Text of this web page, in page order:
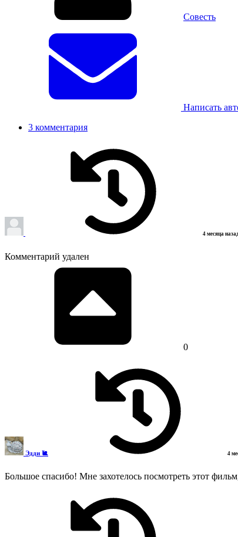
Совесть
Написать
3 комментария
4 месяца
Комментарий удален
0
Эдди 🐌 4
Большое спасибо! Мне захотелось посмотреть этот